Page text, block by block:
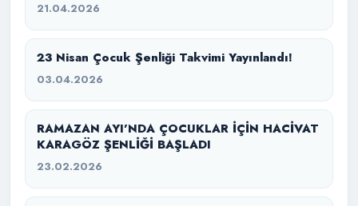
21.04.2026
23 Nisan Çocuk Şenliği Takvimi Yayınlandı!
03.04.2026
RAMAZAN AYI’NDA ÇOCUKLAR İÇİN HACİVAT
KARAGÖZ ŞENLİĞİ BAŞLADI
23.02.2026